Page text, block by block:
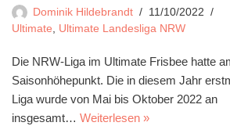
Dominik Hildebrandt
11/10/2022
Ultimate, Ultimate Landesliga NRW
Die NRW-Liga im Ultimate Frisbee hatte
Saisonhöhepunkt. Die in diesem Jahr
Liga wurde von Mai bis Oktober 2022 an
insgesamt… Weiterlesen »